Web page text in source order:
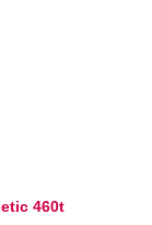
460t